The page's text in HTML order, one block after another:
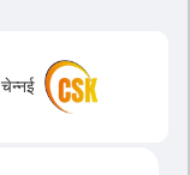
चेन्नई